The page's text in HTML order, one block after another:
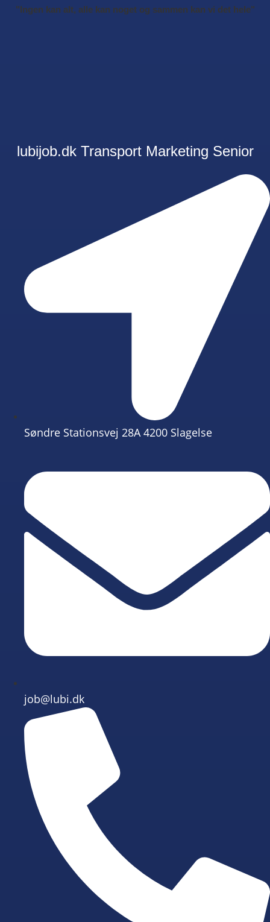
"Ingen kan alt, alle kan noget og sammen kan vi det hele"
lubijob.dk Transport Marketing Senior
Søndre Stationsvej 28A 4200 Slagelse
job@lubi.dk